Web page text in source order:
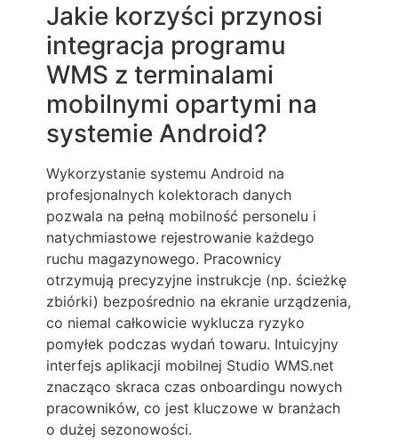
Jakie korzyści przynosi
integracja programu
WMS z terminalami
mobilnymi opartymi na
systemie Android?
Wykorzystanie systemu Android na
profesjonalnych kolektorach danych
pozwala na pełną mobilność personelu i
natychmiastowe rejestrowanie każdego
ruchu magazynowego. Pracownicy
otrzymują precyzyjne instrukcje (np. ścieżkę
zbiórki) bezpośrednio na ekranie urządzenia,
co niemal całkowicie wyklucza ryzyko
pomyłek podczas wydań towaru. Intuicyjny
interfejs aplikacji mobilnej Studio WMS.net
znacząco skraca czas onboardingu nowych
pracowników, co jest kluczowe w branżach
o dużej sezonowości.